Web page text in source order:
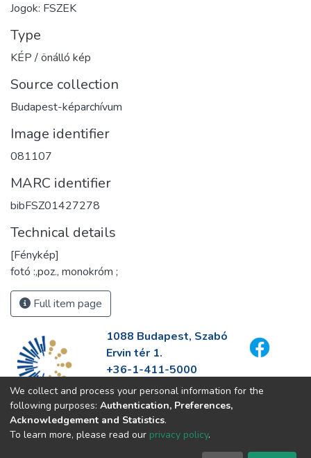
Jogok: FSZEK
Type
KÉP / önálló kép
Source collection
Budapest-képarchívum
Image identifier
081107
MARC identifier
bibFSZ01427278
Technical details
[Fénykép]
fotó :,poz., monokróm ;
Full item page
1088 Budapest, Szabó
Ervin tér 1.
+36-1-411-5000
info@fszek.hu
https://fszek.hu
We collect and process your personal information for the
following purposes: Authentication, Preferences,
Acknowledgement and Statistics.
To learn more, please read our privacy policy.